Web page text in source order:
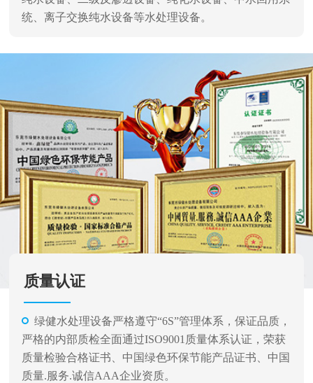
统、离子交换纯水设备等水处理设备。
质量认证
绿健水处理设备严格遵守“6S”管理体系，保证品质，
严格的内部质检全面通过ISO9001质量体系认证，荣获
质量检验合格证书、中国绿色环保节能产品证书、中国
质量.服务.诚信AAA企业资质。